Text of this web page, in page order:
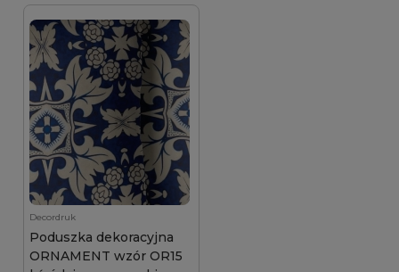
Decordruk
Poduszka dekoracyjna
ORNAMENT wzór OR15